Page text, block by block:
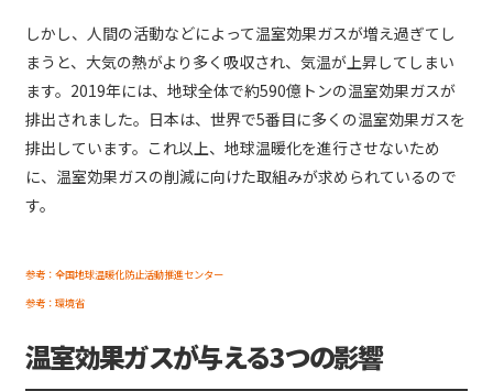
しかし、人間の活動などによって温室効果ガスが増え過ぎてし
まうと、大気の熱がより多く吸収され、気温が上昇してしまい
ます。2019年には、地球全体で約590億トンの温室効果ガスが
排出されました。日本は、世界で5番目に多くの温室効果ガスを
排出しています。これ以上、地球温暖化を進行させないため
に、温室効果ガスの削減に向けた取組みが求められているので
す。
参考：全国地球温暖化防止活動推進センター
参考：環境省
温室効果ガスが与える3つの影響